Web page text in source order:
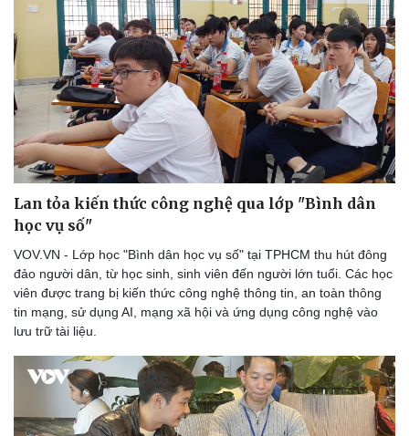
Du lịch
Săn Tour
Podcast
Câu chuyện thời sự
Đọc truyện đêm khuya
Lan tỏa kiến thức công nghệ qua lớp "Bình dân
học vụ số"
VOV.VN - Lớp học "Bình dân học vụ số" tại TPHCM thu hút đông
đảo người dân, từ học sinh, sinh viên đến người lớn tuổi. Các học
viên được trang bị kiến thức công nghệ thông tin, an toàn thông
tin mạng, sử dụng AI, mạng xã hội và ứng dụng công nghệ vào
lưu trữ tài liệu.